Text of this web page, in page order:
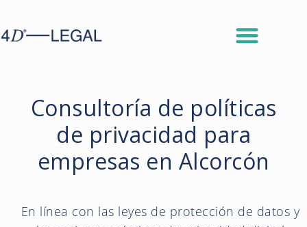
Consultoría de políticas
de privacidad para
empresas en Alcorcón
En línea con las leyes de protección de datos y